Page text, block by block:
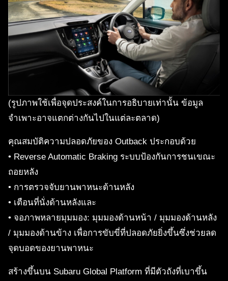
(รูปภาพใช้เพื่อจุดประสงค์ในการอธิบายเท่านั้น ข้อมูล
จำเพาะอาจแตกต่างกันไปในแต่ละตลาด)
คุณสมบัติความปลอดภัยของ Outback ประกอบด้วย
• Reverse Automatic Braking ระบบป้องกันการชนเขณะ
ถอยหลัง
• การตรวจจับยานพาหนะด้านหลัง
• เตือนที่นั่งด้านหลังและ
• จอภาพหลายมุมมอง: มุมมองด้านหน้า / มุมมองด้านหลัง
/ มุมมองด้านข้าง เพื่อการขับขี่ที่ปลอดภัยยิ่งขึ้นซึ่งช่วยลด
จุดบอดของยานพาหนะ
สร้างขึ้นบน Subaru Global Platform ที่มีตัวถังที่เบาขึ้น